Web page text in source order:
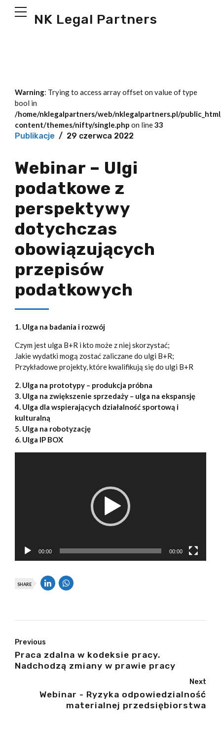
NK Legal Partners
Warning: Trying to access array offset on value of type
bool in
/home/nklegalpartners/web/nklegalpartners.pl/
content/themes/nifty/single.php on line33
Publikacje 29 czerwca 2022
Webinar – Ulgi
podatkowe z
perspektywy
dotychczas
obowiązujących
przepisów
podatkowych
1. Ulga na badania i rozwój
Czym jest ulga B+R i kto może z niej skorzystać;
Jakie wydatki mogą zostać zaliczane do ulgi B+R;
Przykładowe projekty, które kwalifikują się do ulgi B+R
2. Ulga na prototypy – produkcja próbna
3. Ulga na zwiększenie sprzedaży – ulga na ekspansję
4. Ulga dla wspierających działalność sportową i
kulturalną
5. Ulga na robotyzację
6. Ulga IP BOX
00:00 00:00
SHARE
Previous
Praca zdalna w kodeksie pracy.
Nadchodzą zmiany w prawie pracy
Next
Webinar - Ryzyka odpowiedzialność
materialnej przedsiębiorstwa